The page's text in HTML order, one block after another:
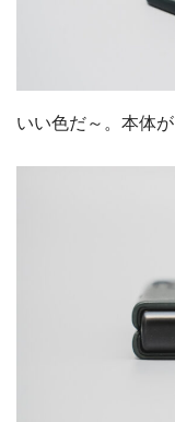
いい色だ～。本体